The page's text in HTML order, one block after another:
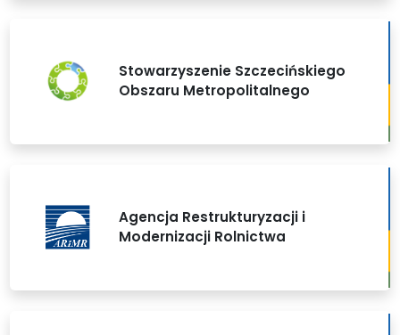
Stowarzyszenie Szczecińskiego
Obszaru Metropolitalnego
Agencja Restrukturyzacji i
Modernizacji Rolnictwa